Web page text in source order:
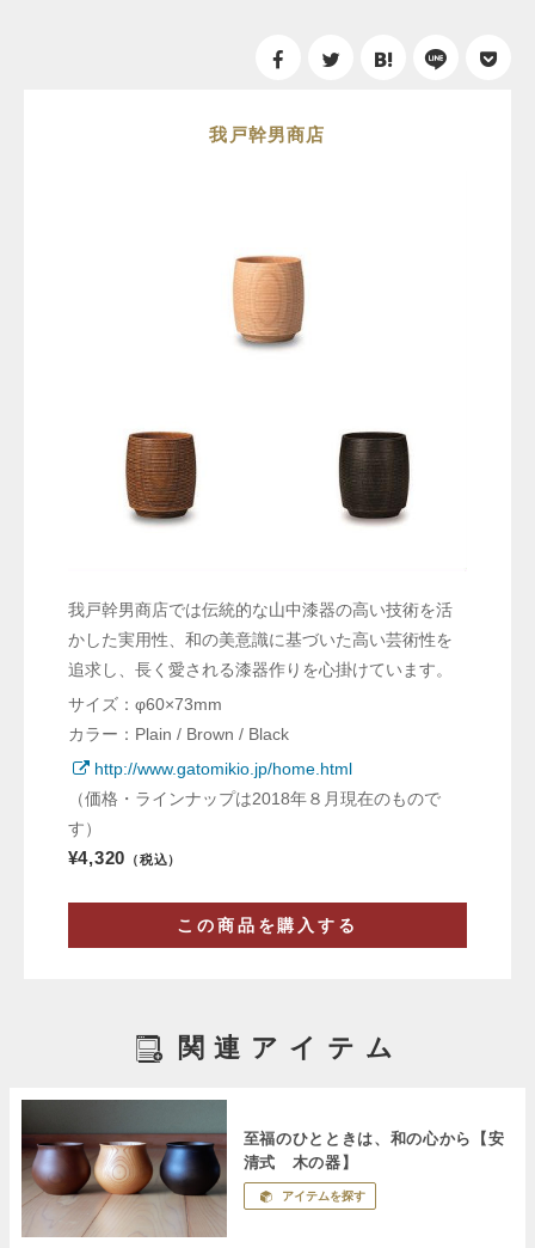
我戸幹男商店
我戸幹男商店では伝統的な山中漆器の高い技術を活
かした実用性、和の美意識に基づいた高い芸術性を
追求し、長く愛される漆器作りを心掛けています。
サイズ：φ60×73mm
カラー：Plain / Brown / Black
http://www.gatomikio.jp/home.html
（価格・ラインナップは2018年８月現在のもので
す）
¥4,320 （税込）
この商品を購入する
関連アイテム
至福のひとときは、和の心から【安
清式 木の器】
アイテムを探す